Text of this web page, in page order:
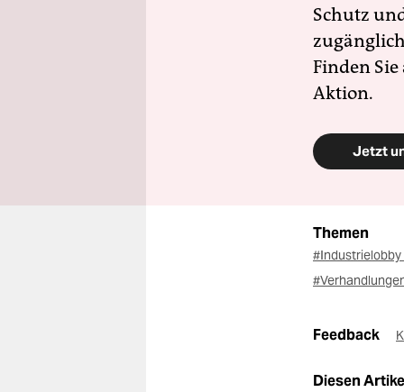
Schutz
Finden
Aktion.
Jetzt
Themen
#Industrielobby
Feedback
Diesen